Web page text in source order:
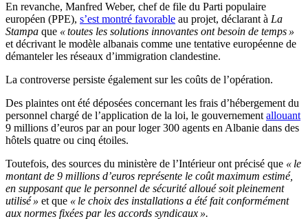
En revanche, Manfred Weber, chef de file du Parti populaire
européen (PPE), s’est montré favorable au projet, déclarant à La
Stampa que « toutes les solutions innovantes ont besoin de temps »
et décrivant le modèle albanais comme une tentative européenne de
démanteler les réseaux d’immigration clandestine.
La controverse persiste également sur les coûts de l’opération.
Des plaintes ont été déposées concernant les frais d’hébergement du
personnel chargé de l’application de la loi, le gouvernement allouant
9 millions d’euros par an pour loger 300 agents en Albanie dans des
hôtels quatre ou cinq étoiles.
Toutefois, des sources du ministère de l’Intérieur ont précisé que « le
montant de 9 millions d’euros représente le coût maximum estimé,
en supposant que le personnel de sécurité alloué soit pleinement
utilisé » et que « le choix des installations a été fait conformément
aux normes fixées par les accords syndicaux ».